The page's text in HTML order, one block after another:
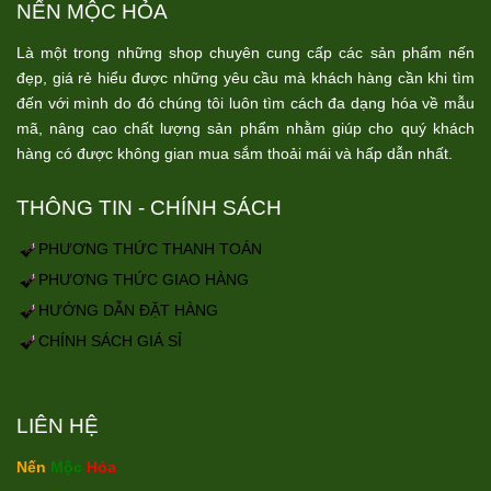
NẾN MỘC HỎA
Là một trong những shop chuyên cung cấp các sản phẩm nến
đẹp, giá rẻ hiểu được những yêu cầu mà khách hàng cần khi tìm
đến với mình do đó chúng tôi luôn tìm cách đa dạng hóa về mẫu
mã, nâng cao chất lượng sản phẩm nhằm giúp cho quý khách
hàng có được không gian mua sắm thoải mái và hấp dẫn nhất.
THÔNG TIN - CHÍNH SÁCH
PHƯƠNG THỨC THANH TOÁN
PHƯƠNG THỨC GIAO HÀNG
HƯỚNG DẪN ĐẶT HÀNG
CHÍNH SÁCH GIÁ SỈ
LIÊN HỆ
Nến Mộc Hỏa